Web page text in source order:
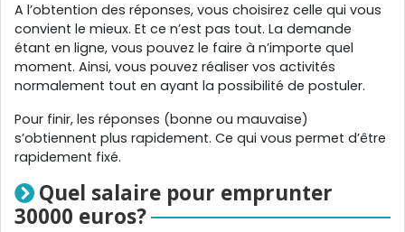
A l’obtention des réponses, vous choisirez celle qui vous
convient le mieux. Et ce n’est pas tout. La demande
étant en ligne, vous pouvez le faire à n’importe quel
moment. Ainsi, vous pouvez réaliser vos activités
normalement tout en ayant la possibilité de postuler.
Pour finir, les réponses (bonne ou mauvaise)
s’obtiennent plus rapidement. Ce qui vous permet d’être
rapidement fixé.
Quel salaire pour emprunter
30000 euros?